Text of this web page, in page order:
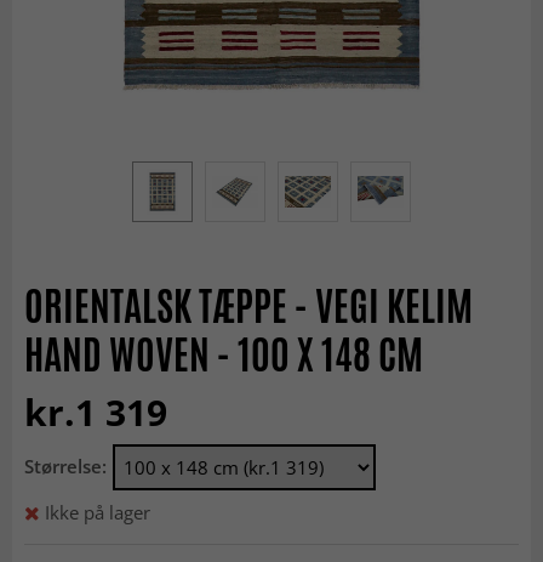
ORIENTALSK TÆPPE - VEGI KELIM
HAND WOVEN - 100 X 148 CM
kr.1 319
Størrelse:
Ikke på lager